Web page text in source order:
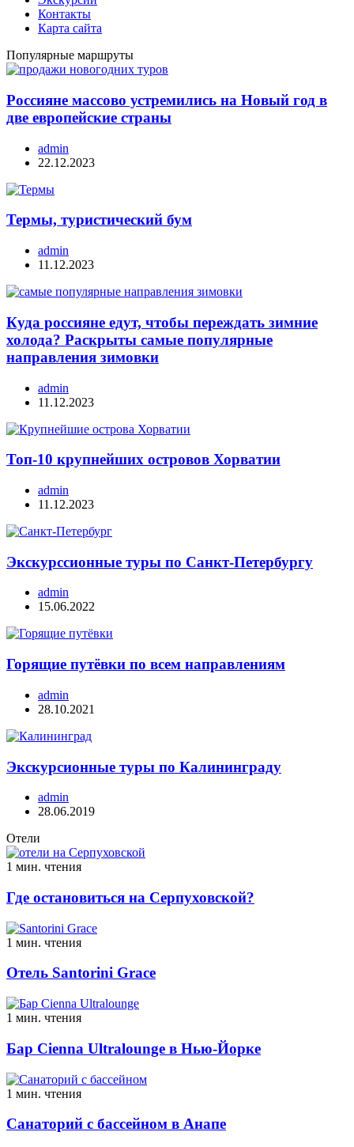
Контакты
Карта сайта
Популярные маршруты
Россияне массово устремились на Новый год в
две европейские страны
admin
22.12.2023
Термы, туристический бум
admin
11.12.2023
Куда россияне едут, чтобы переждать зимние
холода? Раскрыты самые популярные
направления зимовки
admin
11.12.2023
Топ-10 крупнейших островов Хорватии
admin
11.12.2023
Экскурссионные туры по Санкт-Петербургу
admin
15.06.2022
Горящие путёвки по всем направлениям
admin
28.10.2021
Экскурсионные туры по Калининграду
admin
28.06.2019
Отели
1 мин. чтения
Где остановиться на Серпуховской?
1 мин. чтения
Отель Santorini Grace
1 мин. чтения
Бар Cienna Ultralounge в Нью-Йорке
1 мин. чтения
Санаторий с бассейном в Анапе